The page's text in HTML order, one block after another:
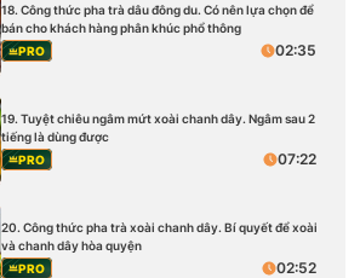
18. Công thức pha trà dâu đông du. Có nên lựa chọn để
bán cho khách hàng phân khúc phổ thông
PRO
02:35
19. Tuyệt chiêu ngâm mứt xoài chanh dây. Ngâm sau 2
tiếng là dùng được
PRO
07:22
20. Công thức pha trà xoài chanh dây. Bí quyết để xoài
và chanh dây hòa quyện
PRO
02:52